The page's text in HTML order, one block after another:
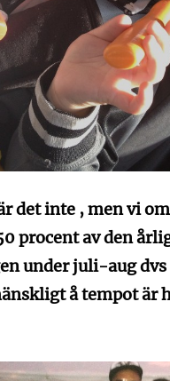
det inte , men vi
procent av den
under juli-aug dvs
å tempot är